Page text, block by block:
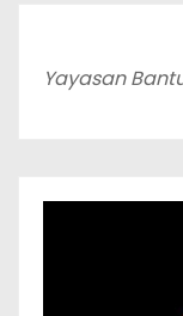
Yayasan